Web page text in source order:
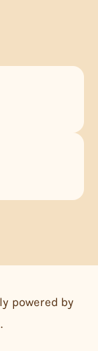
powered by